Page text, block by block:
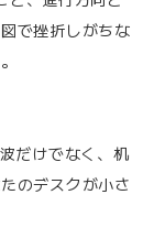
で挫折しがちな
だけでなく、机
のデスクが小さ